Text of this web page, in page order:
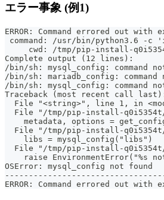
エラー事象 (例1)
ERROR: Command errored out
command: /usr/bin/
cwd: /tmp/pip-install-
Complete output (12 lines):
/bin/sh: mysql_config: command
/bin/sh: mariadb_config: command
/bin/sh: mysql_config: command
Traceback (most recent call
File "<string>", line 1, in
File "/tmp/pip-install-
metadata, options =
File "/tmp/pip-install-
    libs = mysql_config("libs")
File "/tmp/pip-install-
raise EnvironmentError("%s
OSError: mysql_config not found
ERROR: Command errored out